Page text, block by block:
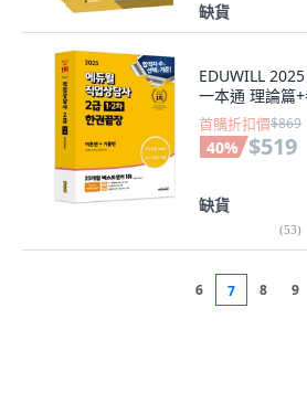
缺貨
EDUWILL
一本通 理論篇
首購折扣價$869
40% $519
缺貨
(53)
6 7 8 9